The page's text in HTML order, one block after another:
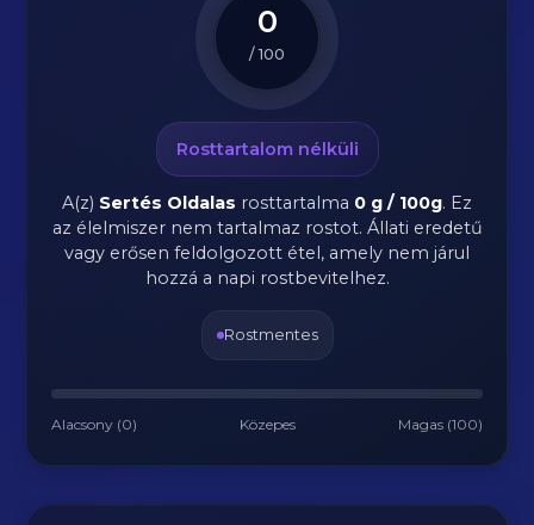
0
/ 100
Rosttartalom nélküli
A(z) Sertés Oldalas rosttartalma 0 g / 100g. Ez
az élelmiszer nem tartalmaz rostot. Állati eredetű
vagy erősen feldolgozott étel, amely nem járul
hozzá a napi rostbevitelhez.
Rostmentes
Alacsony (0) Közepes Magas (100)